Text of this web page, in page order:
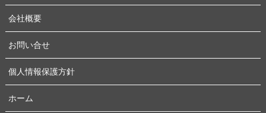
会社概要
お問い合せ
個人情報保護方針
ホーム